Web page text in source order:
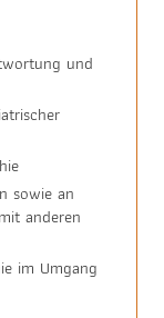
und
sowie an
anderen
im Umgang